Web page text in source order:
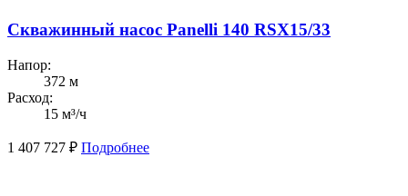
Скважинный насос Panelli 140 RSX15/33
Напор:
372 м
Расход:
15 м³/ч
1 407 727 ₽ Подробнее